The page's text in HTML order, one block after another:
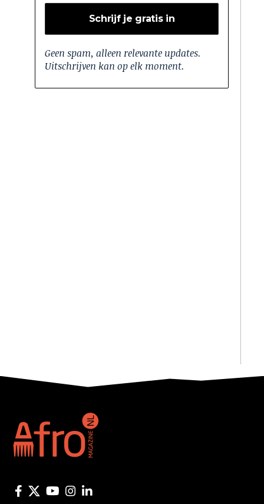
Geen spam, alleen relevante updates.
Uitschrijven kan op elk moment.